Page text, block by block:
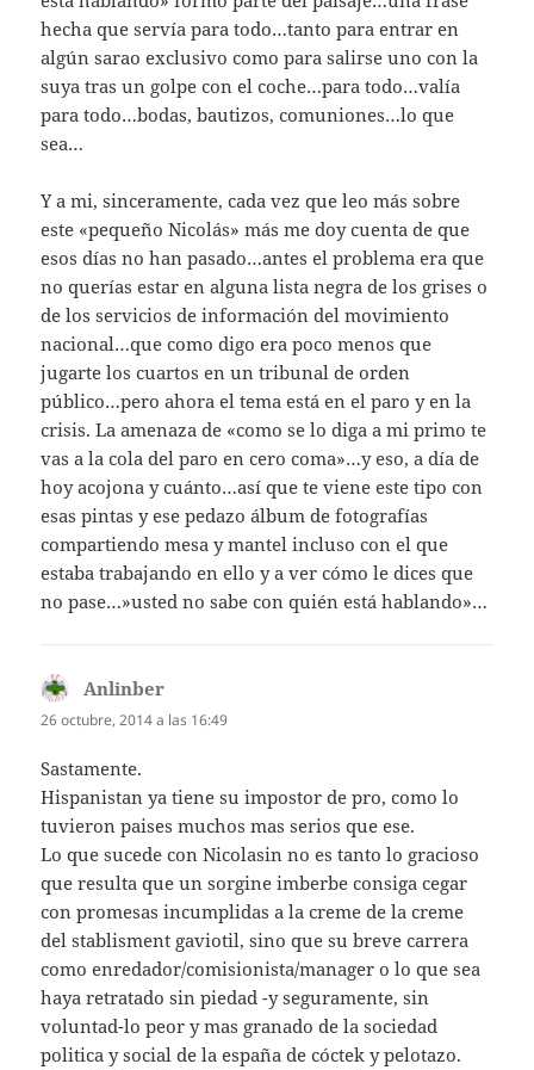
hecha que servía para todo…tanto para entrar en
algún sarao exclusivo como para salirse uno con la
suya tras un golpe con el coche…para todo…valía
para todo…bodas, bautizos, comuniones…lo que
sea…
Y a mi, sinceramente, cada vez que leo más sobre
este «pequeño Nicolás» más me doy cuenta de que
esos días no han pasado…antes el problema era que
no querías estar en alguna lista negra de los grises o
de los servicios de información del movimiento
nacional…que como digo era poco menos que
jugarte los cuartos en un tribunal de orden
público…pero ahora el tema está en el paro y en la
crisis. La amenaza de «como se lo diga a mi primo te
vas a la cola del paro en cero coma»…y eso, a día de
hoy acojona y cuánto…así que te viene este tipo con
esas pintas y ese pedazo álbum de fotografías
compartiendo mesa y mantel incluso con el que
estaba trabajando en ello y a ver cómo le dices que
no pase…»usted no sabe con quién está hablando»…
Anlinber
26 octubre, 2014 a las 16:49
Sastamente.
Hispanistan ya tiene su impostor de pro, como lo
tuvieron paises muchos mas serios que ese.
Lo que sucede con Nicolasin no es tanto lo gracioso
que resulta que un sorgine imberbe consiga cegar
con promesas incumplidas a la creme de la creme
del stablisment gaviotil, sino que su breve carrera
como enredador/comisionista/manager o lo que sea
haya retratado sin piedad -y seguramente, sin
voluntad-lo peor y mas granado de la sociedad
politica y social de la españa de cóctek y pelotazo.